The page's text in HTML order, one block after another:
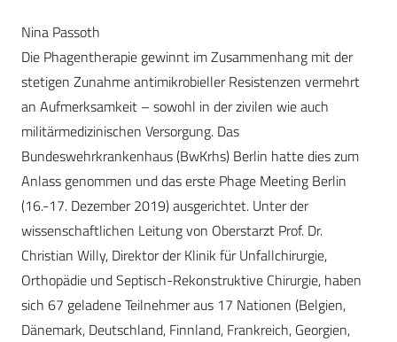
Nina Passoth
Die Phagentherapie gewinnt im Zusammenhang mit der
stetigen Zunahme antimikrobieller Resistenzen vermehrt
an Aufmerksamkeit – sowohl in der zivilen wie auch
militärmedizinischen Versorgung. Das
Bundeswehrkrankenhaus (BwKrhs) Berlin hatte dies zum
Anlass genommen und das erste Phage Meeting Berlin
(16.-17. Dezember 2019) ausgerichtet. Unter der
wissenschaftlichen Leitung von Oberstarzt Prof. Dr.
Christian Willy, Direktor der Klinik für Unfallchirurgie,
Orthopädie und Septisch-Rekonstruktive Chirurgie, haben
sich 67 geladene Teilnehmer aus 17 Nationen (Belgien,
Dänemark, Deutschland, Finnland, Frankreich, Georgien,